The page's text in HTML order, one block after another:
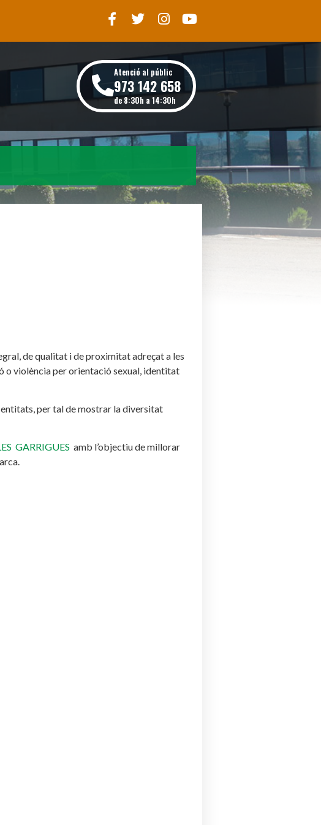
Atenció al públic
973 142 658
de 8:30h a 14:30h
de qualitat i de proximitat adreçat a les
o violència per orientació sexual, identitat
per tal de mostrar la diversitat
GARRIGUES amb l’objectiu de millorar